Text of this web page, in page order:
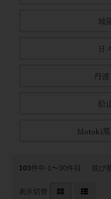
城
日
丹
松
Motoki
103件中 1〜30件目 並び
表示切替